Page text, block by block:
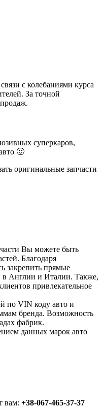
с колебаниями курса
За точной
суперкаров,
🙂
оригинальные запчасти
Вы можете быть
Благодаря
закрепить прямые
в Англии и Италии. Также,
привлекательное
по VIN коду авто и
бренда. Возможность
фабрик.
данных марок авто
вам: +38-067-465-37-37